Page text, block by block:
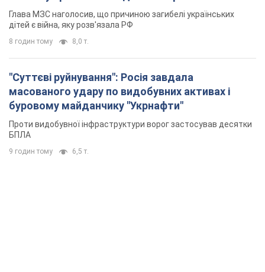
Глава МЗС наголосив, що причиною загибелі українських
дітей є війна, яку розв'язала РФ
8 годин тому 8,0 т.
"Суттєві руйнування": Росія завдала
масованого удару по видобувних активах і
буровому майданчику "Укрнафти"
Проти видобувної інфраструктури ворог застосував десятки
БПЛА
9 годин тому 6,5 т.